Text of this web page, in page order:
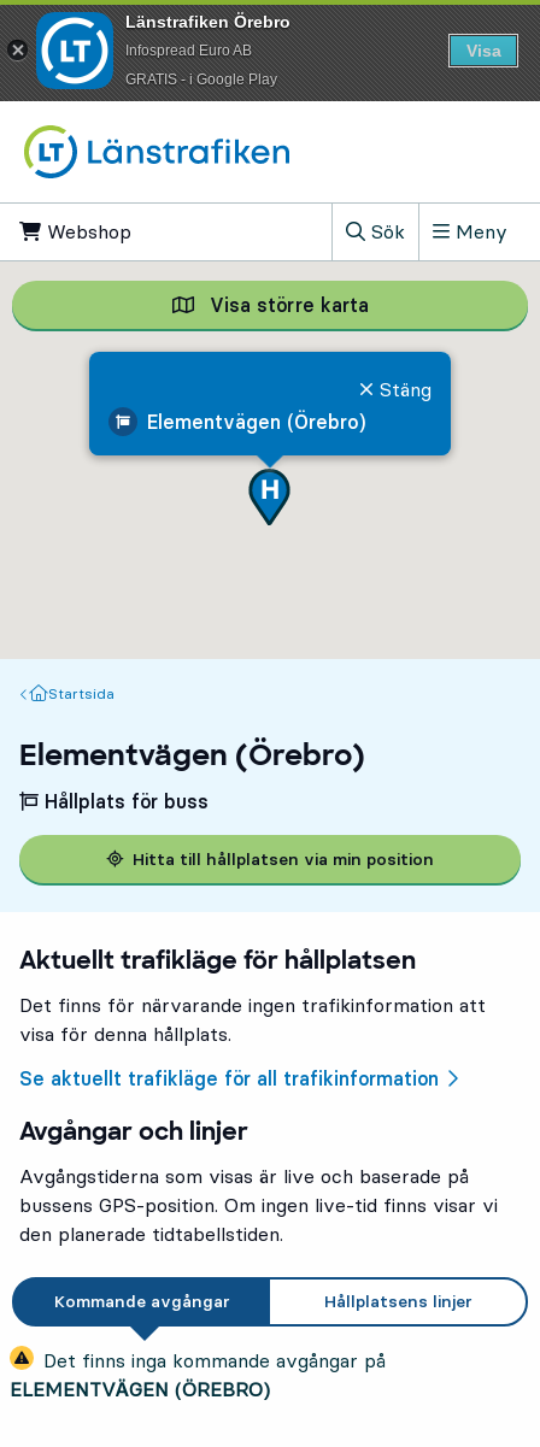
Webshop
Sök
, Visa sökfältet
Meny
Elementvägen (Örebro)
Stäng
Visa större karta Visa större
Startsida
Startsida
Elementvägen (Örebro)
Hållplats för buss
Hitta till hållplatsen via min position
Aktuellt trafikläge för hållplatsen
Det finns för närvarande ingen trafikinformation att
visa för denna hållplats.
Se aktuellt trafikläge för all trafikinformation
Avgångar och linjer
Avgångstiderna som visas är live och baserade på
bussens GPS-position. Om ingen live-tid finns visar vi
den planerade tidtabellstiden.
Kommande avgångar Hållplatsens linjer
Det finns inga kommande avgångar på
ELEMENTVÄGEN (ÖREBRO)
Länstrafiken Örebro
Infospread Euro AB
​GRATIS - i Google Play
Visa